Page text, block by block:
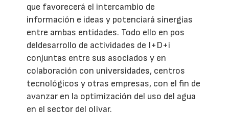
que favorecerá el intercambio de
información e ideas y potenciará sinergias
entre ambas entidades. Todo ello en pos
deldesarrollo de actividades de I+D+i
conjuntas entre sus asociados y en
colaboración con universidades, centros
tecnológicos y otras empresas, con el fin de
avanzar en la optimización del uso del agua
en el sector del olivar.